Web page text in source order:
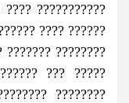
???????????
???? ??????
????????
??? ?????
????????